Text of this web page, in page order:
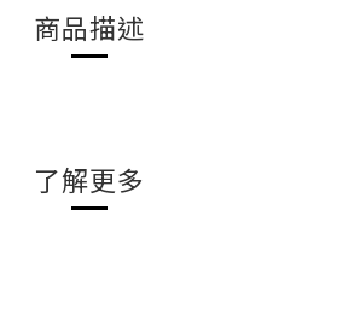
商品描述
了解更多